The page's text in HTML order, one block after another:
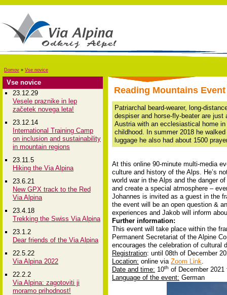
Domov » Vse novice
Vse novice
23.12.29
Vesele praznike in lep
začetek novega leta!
23.12.14
International Training Camp
on inclusion and sustainability
in mountain regions
23.11.5
Hiking the Via Alpina
23.6.21
New GPX track to the Red
Via Alpina
23.4.18
Trekking the Swiss Via Alpina
23.1.2
Dear friends of the Via Alpina
22.5.22
Via Alpina 2022
22.2.2
Via Alpina: zagotoviti ji
moramo prihodnost!
Reading Mountains
Patriarchal beard-wearer, long-
despiser and horse-fly-beater are
Austria with an ecclesiastical home
childhood. In summer 2018 he
luggage he also had about 1500
At this online 90-minute multi-media
culture and history of the Alps. He’s
world war in the Alps and the danger
and create a special atmosphere –
Johannes is invited as a guest in the
the event will be an open question &
experiences and Jakob will inform
Further information:
This event will take place within the
Permanent Secretariat of the Alpine
encourages the celebration of cultural
Registration: until 08th of December
Location: online via Zoom Link.
Date and time: 10th of December
Language of the event: German